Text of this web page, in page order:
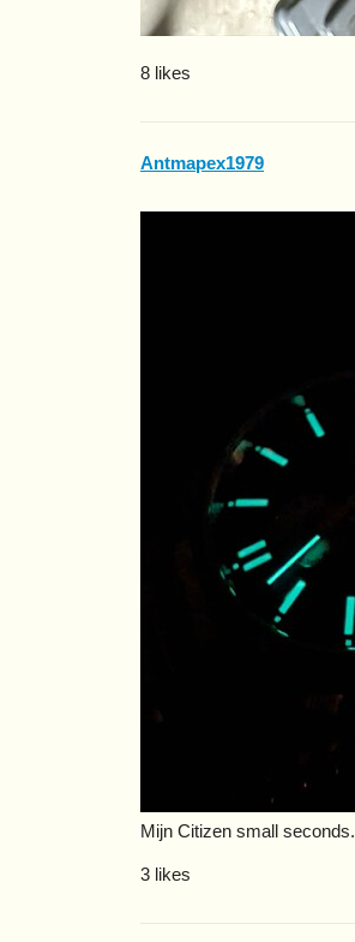
8 likes
Antmapex1979
Mijn Citizen small seconds.
3 likes